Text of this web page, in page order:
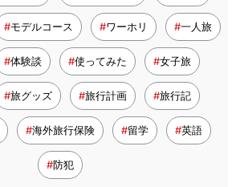
モデルコース ワーホリ 一人旅
体験談 使ってみた 女子旅
旅グッズ 旅行計画 旅行記
海外旅行保険 留学 英語
防犯